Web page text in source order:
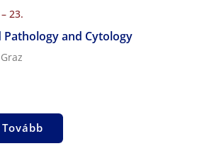
23.
and Cytology
Tovább